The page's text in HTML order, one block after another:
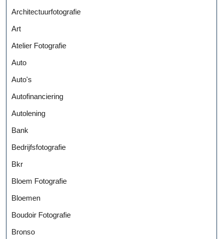
Architectuurfotografie
Art
Atelier Fotografie
Auto
Auto's
Autofinanciering
Autolening
Bank
Bedrijfsfotografie
Bkr
Bloem Fotografie
Bloemen
Boudoir Fotografie
Bronso